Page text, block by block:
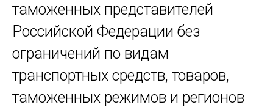
таможенных представителей
Российской Федерации без
ограничений по видам
транспортных средств, товаров,
таможенных режимов и регионов